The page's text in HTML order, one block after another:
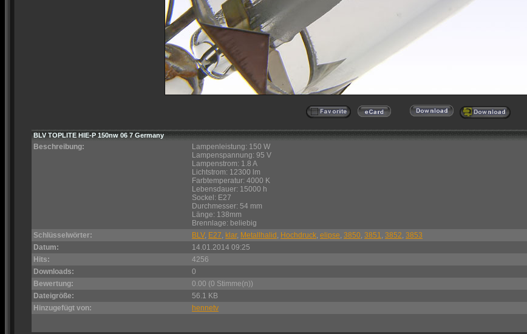
BLV TOPLITE HIE-P 150nw 06 7 Germany
Beschreibung:
Lampenleistung: 150 W
Lampenspannung: 95 V
Lampenstrom: 1.8 A
Lichtstrom: 12300 lm
Farbtemperatur: 4000 K
Lebensdauer: 15000 h
Sockel: E27
Durchmesser: 54 mm
Länge: 138mm
Brennlage: beliebig
Schlüsselwörter:
BLV, E27, klar, Metallhalid , Hochdruck, elipse, 3850, 3851, 3852, 3853
Datum:
14.01.2014 09:25
Hits:
4256
Downloads:
0
Bewertung:
0.00 (0 Stimme(n))
Dateigröße:
56.1 KB
Hinzugefügt von:
hennetv